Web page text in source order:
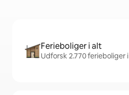
Ferieboliger i alt
Udforsk 2.770 ferieboliger